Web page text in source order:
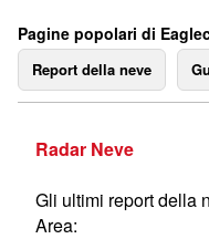
Pagine popolari di
Report della neve
Radar Neve
Gli ultimi report della
Area: